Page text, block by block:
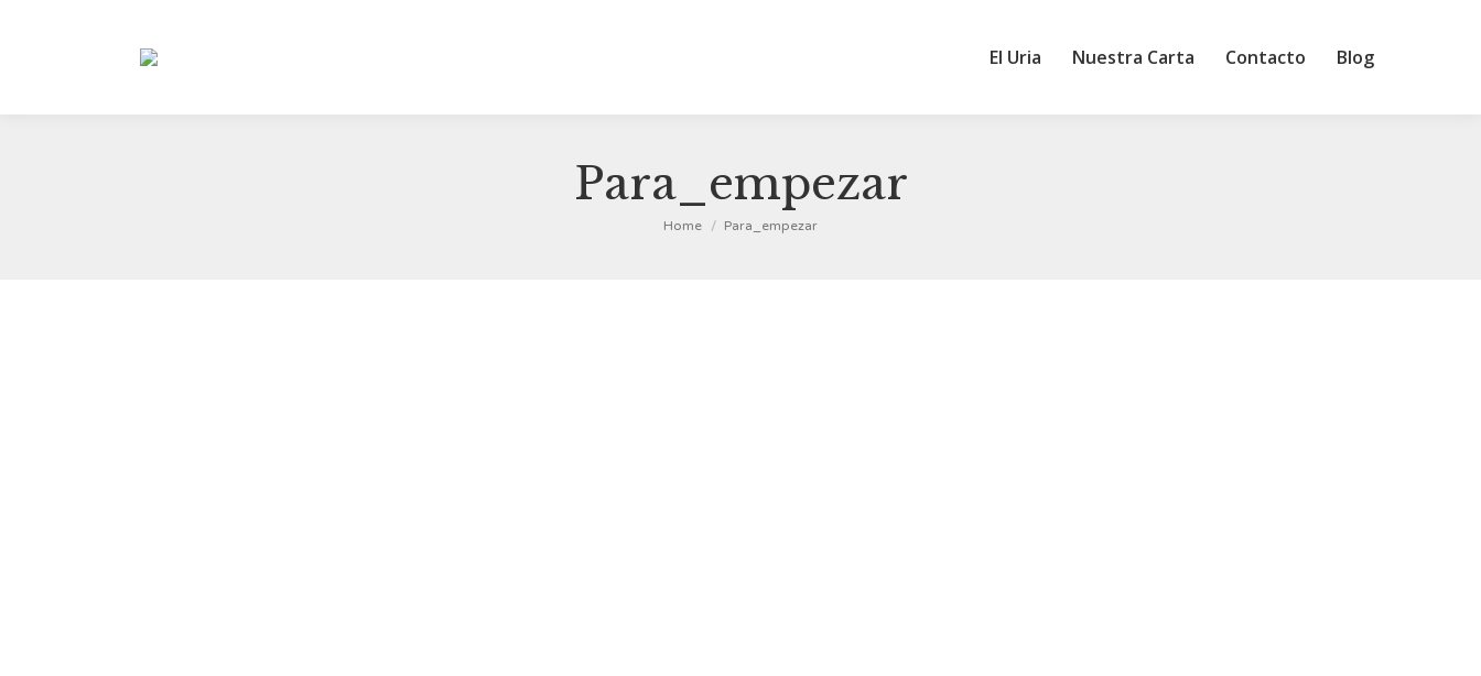
El Uria Nuestra Carta Contacto Blog
Para_empezar
You are here:
Home Para_empezar